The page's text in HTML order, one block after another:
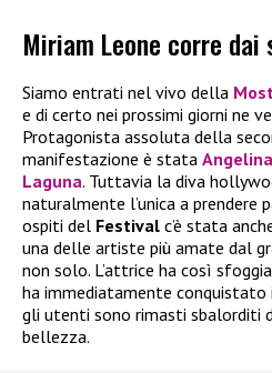
Miriam Leone corre dai
Siamo entrati nel vivo della
e di certo nei prossimi giorni ne
Protagonista assoluta della
manifestazione è stata
Laguna. Tuttavia la diva
naturalmente l’unica a prendere
ospiti del Festival c’è stata
una delle artiste più amate dal
non solo. L’attrice ha così
ha immediatamente
gli utenti sono rimasti sbalorditi
bellezza.